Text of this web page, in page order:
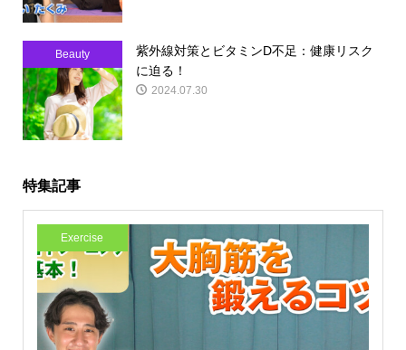
Beauty
紫外線対策とビタミンD不足：健康リスク
に迫る！
2024.07.30
特集記事
Exercise